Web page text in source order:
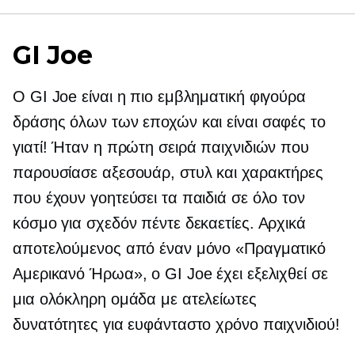
GI Joe
Ο GI Joe είναι η πιο εμβληματική φιγούρα
δράσης όλων των εποχών και είναι σαφές το
γιατί! Ήταν η πρώτη σειρά παιχνιδιών που
παρουσίασε αξεσουάρ, στυλ και χαρακτήρες
που έχουν γοητεύσει τα παιδιά σε όλο τον
κόσμο για σχεδόν πέντε δεκαετίες. Αρχικά
αποτελούμενος από έναν μόνο «Πραγματικό
Αμερικανό Ήρωα», ο GI Joe έχει εξελιχθεί σε
μια ολόκληρη ομάδα με ατελείωτες
δυνατότητες για ευφάνταστο χρόνο παιχνιδιού!